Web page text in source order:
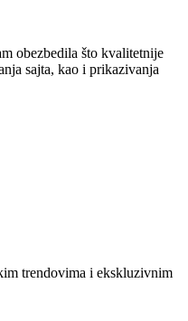
obezbedila što kvalitetnije
sajta, kao i prikazivanja
trendovima i ekskluzivnim